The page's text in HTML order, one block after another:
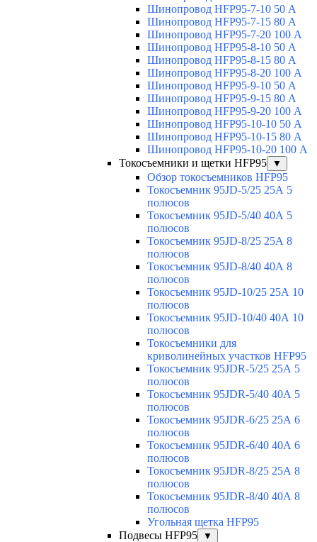
Шинопровод HFP95-7-10 50 А
Шинопровод HFP95-7-15 80 А
Шинопровод HFP95-7-20 100 А
Шинопровод HFP95-8-10 50 А
Шинопровод HFP95-8-15 80 А
Шинопровод HFP95-8-20 100 А
Шинопровод HFP95-9-10 50 А
Шинопровод HFP95-9-15 80 А
Шинопровод HFP95-9-20 100 А
Шинопровод HFP95-10-10 50 А
Шинопровод HFP95-10-15 80 А
Шинопровод HFP95-10-20 100 А
Токосъемники и щетки HFP95
▼
Обзор токосъемников HFP95
Токосъемник 95JD-5/25 25А 5
полюсов
Токосъемник 95JD-5/40 40А 5
полюсов
Токосъемник 95JD-8/25 25А 8
полюсов
Токосъемник 95JD-8/40 40А 8
полюсов
Токосъемник 95JD-10/25 25А 10
полюсов
Токосъемник 95JD-10/40 40А 10
полюсов
Токосъемники для
криволинейных участков HFP95
Токосъемник 95JDR-5/25 25А 5
полюсов
Токосъемник 95JDR-5/40 40А 5
полюсов
Токосъемник 95JDR-6/25 25А 6
полюсов
Токосъемник 95JDR-6/40 40А 6
полюсов
Токосъемник 95JDR-8/25 25А 8
полюсов
Токосъемник 95JDR-8/40 40А 8
полюсов
Угольная щетка HFP95
Подвесы HFP95
▼